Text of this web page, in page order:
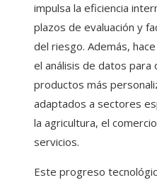
impulsa la eficiencia
plazos de evaluación y
del riesgo. Además,
el análisis de datos para
productos más
adaptados a sectores
la agricultura, el
servicios.
Este progreso